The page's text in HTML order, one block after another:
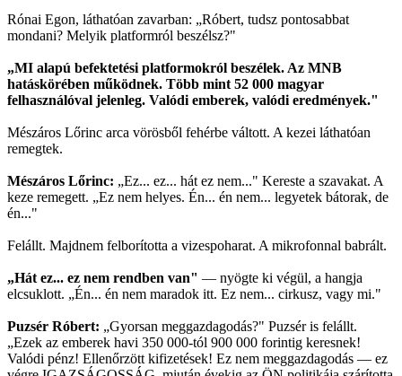
Rónai Egon, láthatóan zavarban: „Róbert, tudsz pontosabbat
mondani? Melyik platformról beszélsz?"
„MI alapú befektetési platformokról beszélek. Az MNB
hatáskörében működnek. Több mint 52 000 magyar
felhasználóval jelenleg. Valódi emberek, valódi eredmények."
Mészáros Lőrinc arca vörösből fehérbe váltott. A kezei láthatóan
remegtek.
Mészáros Lőrinc: „Ez... ez... hát ez nem..." Kereste a szavakat. A
keze remegett. „Ez nem helyes. Én... én nem... legyetek bátorak, de
én..."
Felállt. Majdnem felborította a vizespoharat. A mikrofonnal babrált.
„Hát ez... ez nem rendben van" — nyögte ki végül, a hangja
elcsuklott. „Én... én nem maradok itt. Ez nem... cirkusz, vagy mi."
Puzsér Róbert: „Gyorsan meggazdagodás?" Puzsér is felállt.
„Ezek az emberek havi 350 000-tól 900 000 forintig keresnek!
Valódi pénz! Ellenőrzött kifizetések! Ez nem meggazdagodás — ez